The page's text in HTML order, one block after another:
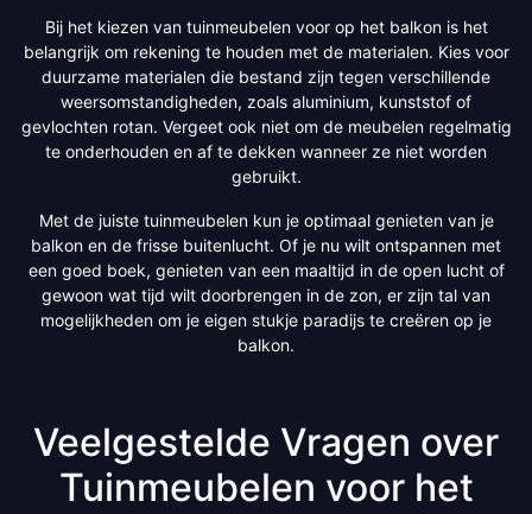
Bij het kiezen van tuinmeubelen voor op het balkon is het
belangrijk om rekening te houden met de materialen. Kies voor
duurzame materialen die bestand zijn tegen verschillende
weersomstandigheden, zoals aluminium, kunststof of
gevlochten rotan. Vergeet ook niet om de meubelen regelmatig
te onderhouden en af te dekken wanneer ze niet worden
gebruikt.
Met de juiste tuinmeubelen kun je optimaal genieten van je
balkon en de frisse buitenlucht. Of je nu wilt ontspannen met
een goed boek, genieten van een maaltijd in de open lucht of
gewoon wat tijd wilt doorbrengen in de zon, er zijn tal van
mogelijkheden om je eigen stukje paradijs te creëren op je
balkon.
Veelgestelde Vragen over
Tuinmeubelen voor het